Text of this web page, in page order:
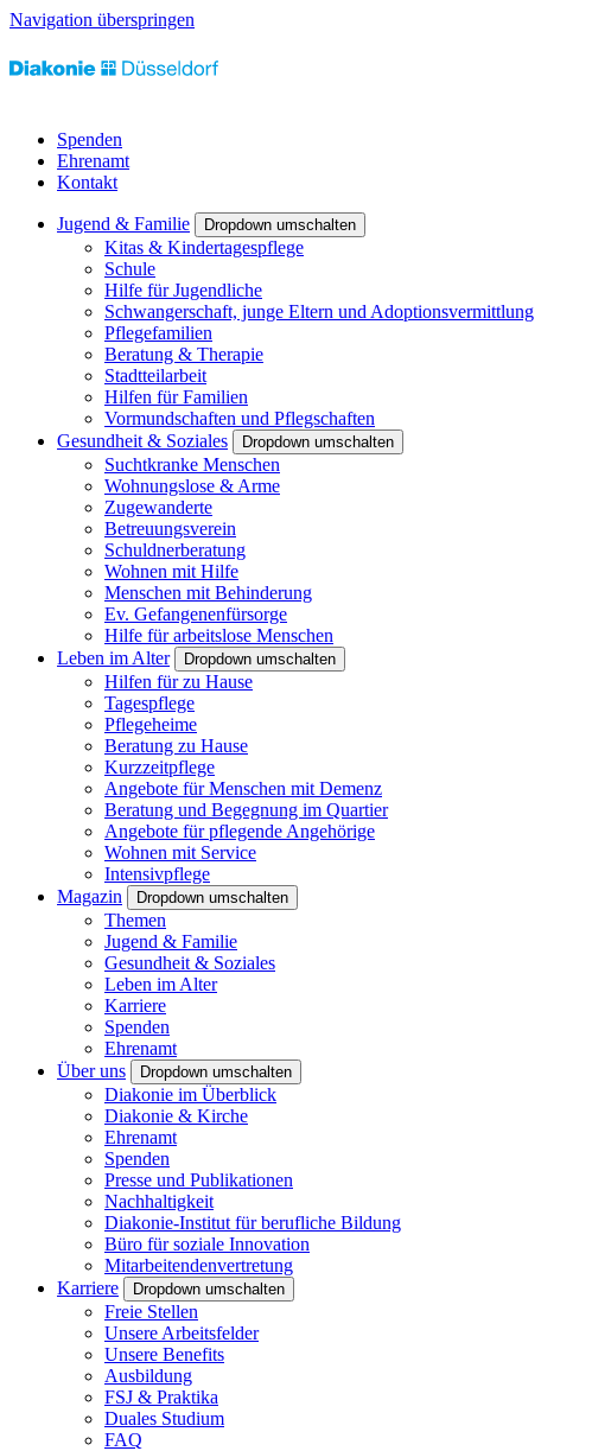
Navigation überspringen
Spenden
Ehrenamt
Kontakt
Jugend & Familie Dropdown umschalten
Kitas & Kindertagespflege
Schule
Hilfe für Jugendliche
Schwangerschaft, junge Eltern und Adoptionsvermittlung
Pflegefamilien
Beratung & Therapie
Stadtteilarbeit
Hilfen für Familien
Vormundschaften und Pflegschaften
Gesundheit & Soziales
Dropdown umschalten
Suchtkranke Menschen
Wohnungslose & Arme
Zugewanderte
Betreuungsverein
Schuldnerberatung
Wohnen mit Hilfe
Menschen mit Behinderung
Ev. Gefangenenfürsorge
Hilfe für arbeitslose Menschen
Leben im Alter
Dropdown umschalten
Hilfen für zu Hause
Tagespflege
Pflegeheime
Beratung zu Hause
Kurzzeitpflege
Angebote für Menschen mit Demenz
Beratung und Begegnung im Quartier
Angebote für pflegende Angehörige
Wohnen mit Service
Intensivpflege
Magazin
Dropdown umschalten
Themen
Jugend & Familie
Gesundheit & Soziales
Leben im Alter
Karriere
Spenden
Ehrenamt
Über uns
Dropdown umschalten
Diakonie im Überblick
Diakonie & Kirche
Ehrenamt
Spenden
Presse und Publikationen
Nachhaltigkeit
Diakonie-Institut für berufliche Bildung
Büro für soziale Innovation
Mitarbeitendenvertretung
Karriere
Dropdown umschalten
Freie Stellen
Unsere Arbeitsfelder
Unsere Benefits
Ausbildung
FSJ & Praktika
Duales Studium
FAQ